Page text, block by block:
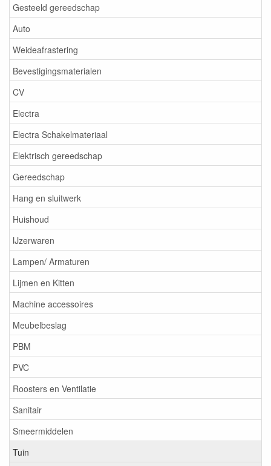
Gesteeld gereedschap
Auto
Weideafrastering
Bevestigingsmaterialen
CV
Electra
Electra Schakelmateriaal
Elektrisch gereedschap
Gereedschap
Hang en sluitwerk
Huishoud
IJzerwaren
Lampen/ Armaturen
Lijmen en Kitten
Machine accessoires
Meubelbeslag
PBM
PVC
Roosters en Ventilatie
Sanitair
Smeermiddelen
Tuin